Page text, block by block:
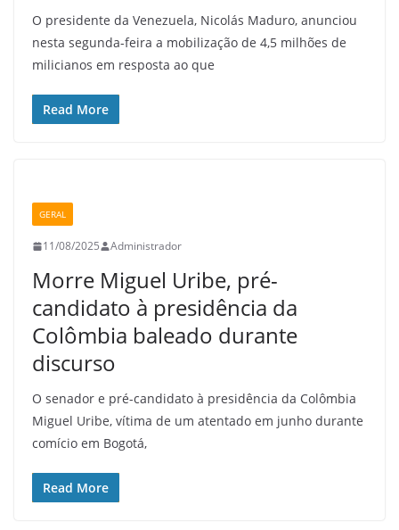
O presidente da Venezuela, Nicolás Maduro, anunciou
nesta segunda-feira a mobilização de 4,5 milhões de
milicianos em resposta ao que
Read More
GERAL
11/08/2025 Administrador
Morre Miguel Uribe, pré-
candidato à presidência da
Colômbia baleado durante
discurso
O senador e pré-candidato à presidência da Colômbia
Miguel Uribe, vítima de um atentado em junho durante
comício em Bogotá,
Read More